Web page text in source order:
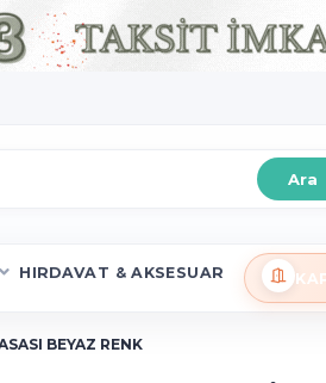
Ara
HIRDAVAT & AKSESUAR
BEYAZ RENK